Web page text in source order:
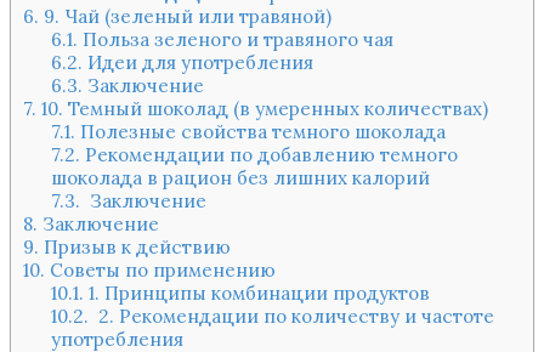
6. 9. Чай (зеленый или травяной)
6.1. Польза зеленого и травяного чая
6.2. Идеи для употребления
6.3. Заключение
7. 10. Темный шоколад (в умеренных количествах)
7.1. Полезные свойства темного шоколада
7.2. Рекомендации по добавлению темного
шоколада в рацион без лишних калорий
7.3. Заключение
8. Заключение
9. Призыв к действию
10. Советы по применению
10.1. 1. Принципы комбинации продуктов
10.2. 2. Рекомендации по количеству и частоте
употребления